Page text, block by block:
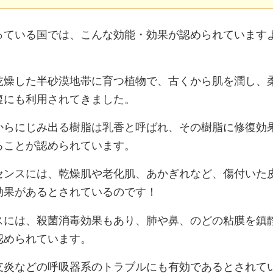
いる国では、こんな効能・効果が認められています
した半砂漠地帯に育つ植物で、古くから肌を潤し、
も利用されてきました。
にじみ出る樹脂は乳香と呼ばれ、その樹脂に修復効
とが認められています。
スには、乾燥肌や老化肌、あかぎれなど、傷付いた
があるとされているのです！
は、殺菌消毒効果もあり、肺や鼻、のどの粘膜を鎮
られています。
などの呼吸器系のトラブルにも有効であるとされて